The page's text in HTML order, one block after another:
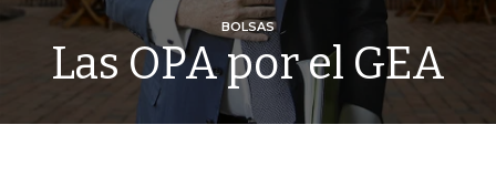
BOLSAS
Las OPA por el GEA